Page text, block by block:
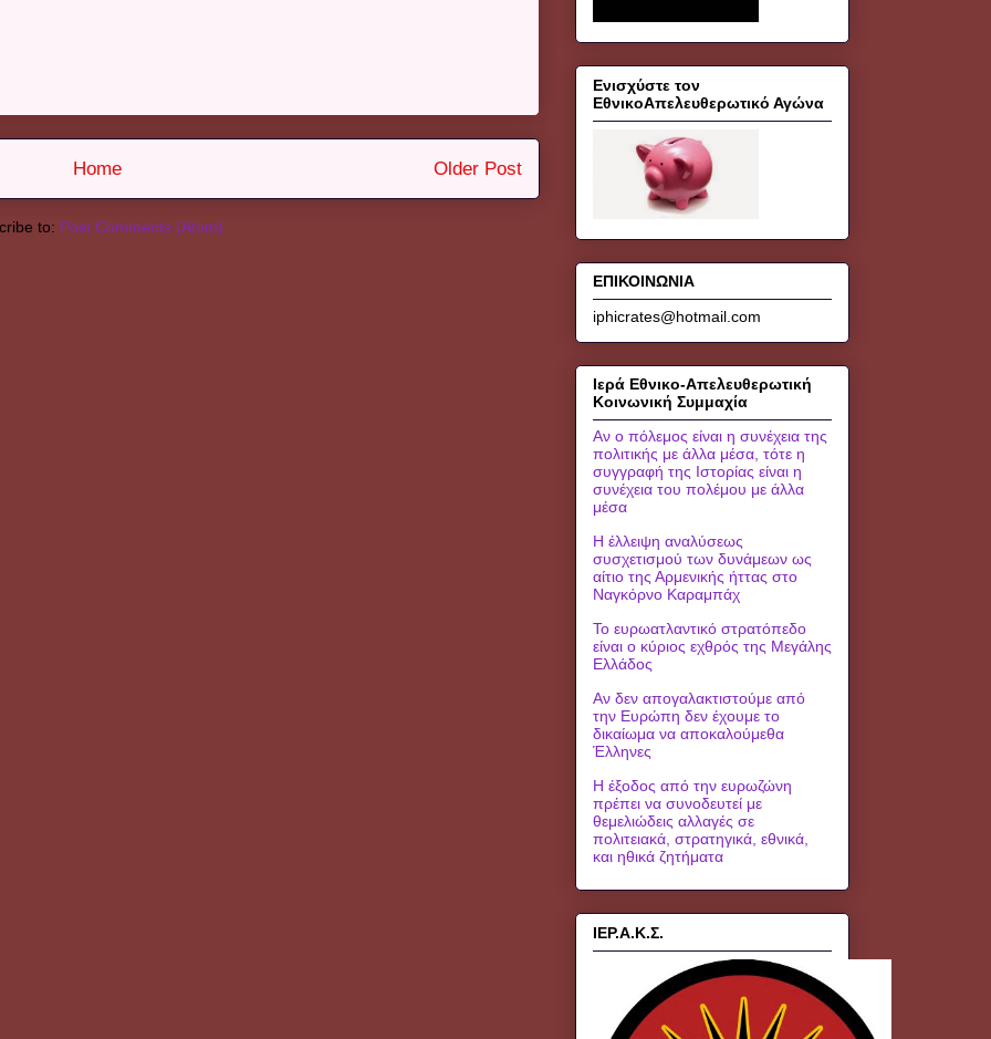
Older Post
Home
to: Post Comments (Atom)
Ενισχύστε τον
ΕθνικοΑπελευθερωτικό Αγώνα
ΕΠΙΚΟΙΝΩΝΙΑ
iphicrates@hotmail.com
Ιερά Εθνικο-Απελευθερωτική
Κοινωνική Συμμαχία
Αν ο πόλεμος είναι η συνέχεια της
πολιτικής με άλλα μέσα, τότε η
συγγραφή της Ιστορίας είναι η
συνέχεια του πολέμου με άλλα
μέσα
Η έλλειψη αναλύσεως
συσχετισμού των δυνάμεων ως
αίτιο της Αρμενικής ήττας στο
Ναγκόρνο Καραμπάχ
Το ευρωατλαντικό στρατόπεδο
είναι ο κύριος εχθρός της Μεγάλης
Ελλάδος
Αν δεν απογαλακτιστούμε από
την Ευρώπη δεν έχουμε το
δικαίωμα να αποκαλούμεθα
Έλληνες
Η έξοδος από την ευρωζώνη
πρέπει να συνοδευτεί με
θεμελιώδεις αλλαγές σε
πολιτειακά, στρατηγικά, εθνικά,
και ηθικά ζητήματα
ΙΕΡ.Α.Κ.Σ.